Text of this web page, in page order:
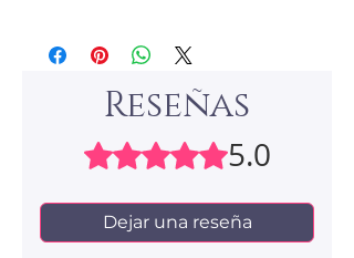
Reseñas
Obtuvo 5 de 5 estrellas.
5.0
Dejar una reseña